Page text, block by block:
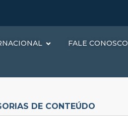
FALE CONOSCO
DE CONTEÚDO